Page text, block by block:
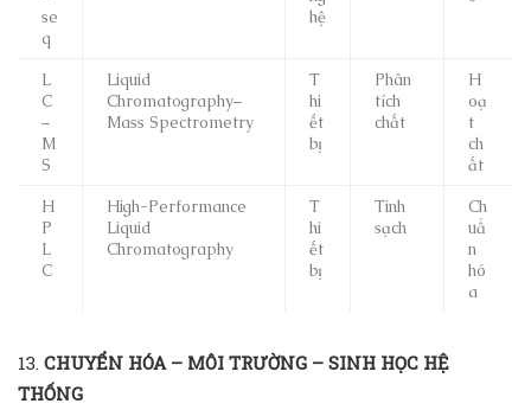
se
q
hệ
L
C
–
M
S
Liquid
Chromatography–
Mass Spectrometry
T
hi
ết
bị
Phân
tích
chất
H
oạ
t
ch
ất
H
P
L
C
High-Performance
Liquid
Chromatography
T
hi
ết
bị
Tinh
sạch
Ch
uẩ
n
hó
a
13. CHUYỂN HÓA – MÔI TRƯỜNG – SINH HỌC HỆ
THỐNG